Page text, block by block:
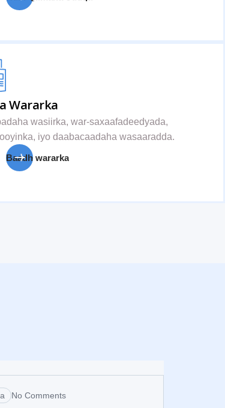
Wararka
wasiirka, war-saxaafadeedyada,
iyo daabacaadaha wasaaradda.
Baadh wararka
No Comments